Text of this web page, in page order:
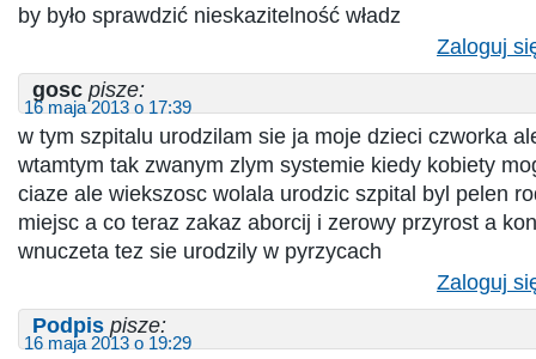
by było sprawdzić nieskazitelność władz
Zaloguj
gosc pisze:
16 maja 2013 o 17:39
w tym szpitalu urodzilam sie ja moje dzieci czworka
wtamtym tak zwanym zlym systemie kiedy kobiety
ciaze ale wiekszosc wolala urodzic szpital byl pelen
miejsc a co teraz zakaz aborcij i zerowy przyrost a
wnuczeta tez sie urodzily w pyrzycach
Zaloguj
Podpis pisze:
16 maja 2013 o 19:29